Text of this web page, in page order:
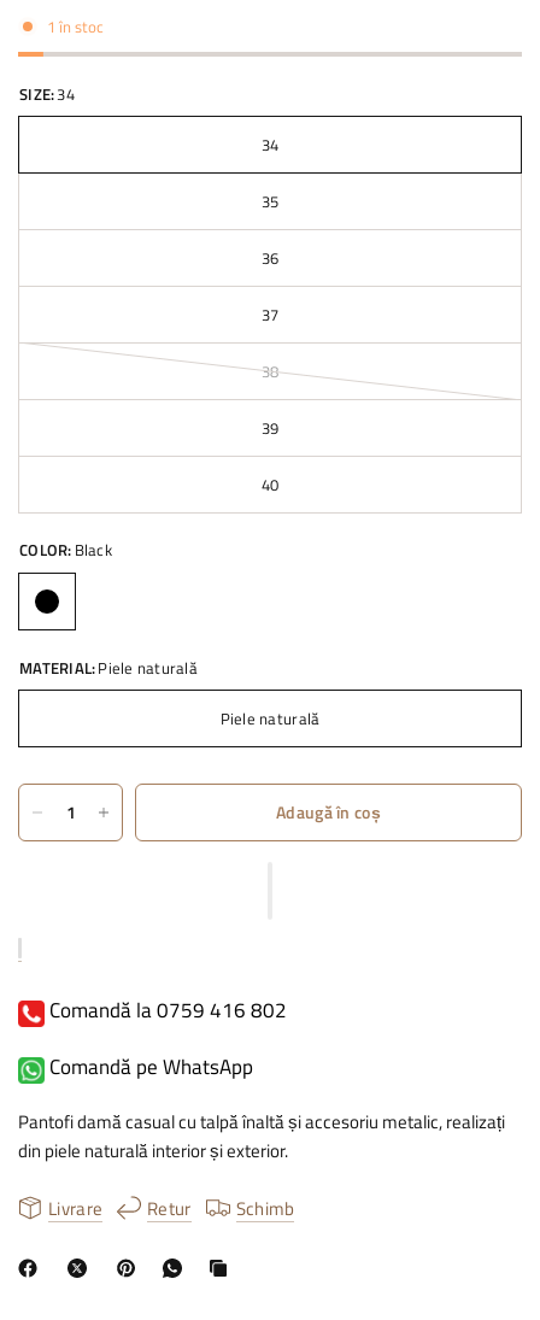
1 în stoc
SIZE:34
34
35
36
37
38
39
40
COLOR: Black
MATERIAL:Piele naturală
Piele naturală
Adaugă în coș
Comandă la 0759 416 802
Comandă pe WhatsApp
Pantofi damă casual cu talpă înaltă și accesoriu metalic, realizați
din piele naturală interior și exterior.
Livrare Retur Schimb